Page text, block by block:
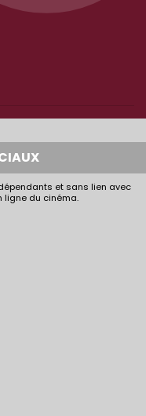
et sans lien avec
ligne du cinéma.